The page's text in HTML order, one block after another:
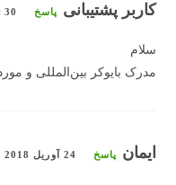
کاربر پشتیبانی پاسخ 30 ژوئن 2020
سلام
مدرک بایوکر بین‌المللی و
ایمان پاسخ 24 آوریل 2018